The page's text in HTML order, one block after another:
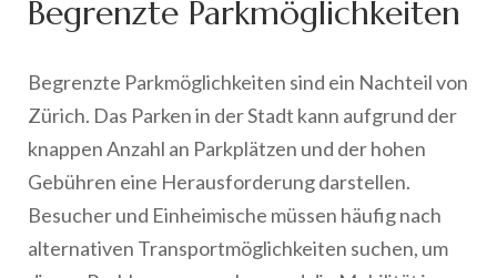
Begrenzte Parkmöglichkeiten
Begrenzte Parkmöglichkeiten sind ein Nachteil von
Zürich. Das Parken in der Stadt kann aufgrund der
knappen Anzahl an Parkplätzen und der hohen
Gebühren eine Herausforderung darstellen.
Besucher und Einheimische müssen häufig nach
alternativen Transportmöglichkeiten suchen, um